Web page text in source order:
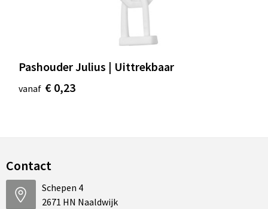
Pashouder Julius | Uittrekbaar
vanaf € 0,23
Contact
Schepen 4
2671 HN Naaldwijk